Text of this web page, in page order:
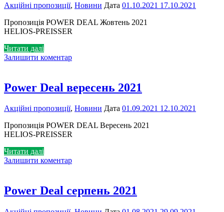
Акційні пропозиції, Новини Дата 01.10.2021 17.10.2021
Пропозиція POWER DEAL Жовтень 2021
HELIOS-PREISSER
Читати далі
Залишити коментар
Power Deal вересень 2021
Акційні пропозиції, Новини Дата 01.09.2021 12.10.2021
Пропозиція POWER DEAL Вересень 2021
HELIOS-PREISSER
Читати далі
Залишити коментар
Power Deal серпень 2021